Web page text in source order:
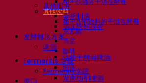
其他饮料
用于其他饮料的干活性酵母
克瓦斯
高粱
咖啡
Fermentis 学院
Fermentis 学院
资源
其他服务
委托制造
酒水饮料品鉴
发酵解决方案
啤酒
活性干酵母啤酒
细菌
发酵助剂啤酒